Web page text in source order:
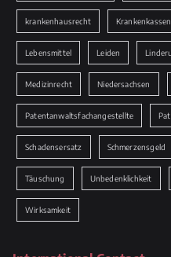
krankenhausrecht Krankenkassen
Lebensmittel Leiden
Medizinrecht Niedersachsen
Patentanwaltsfachangestellte
Schadensersatz Schmerzensgeld
Täuschung Unbedenklichkeit
Wirksamkeit